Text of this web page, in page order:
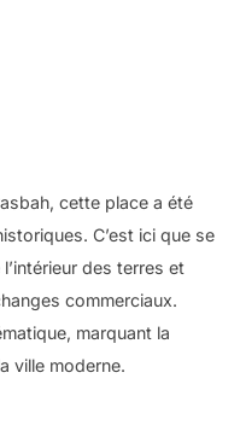
cette place a été
C’est ici que se
des terres et
commerciaux.
marquant la
ville moderne.